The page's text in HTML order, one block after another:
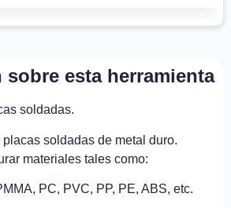
esta herramienta
soldadas.
soldadas de metal duro.
materiales tales como:
PC, PVC, PP, PE, ABS, etc.